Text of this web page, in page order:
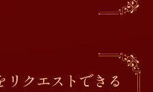
リクエストできる